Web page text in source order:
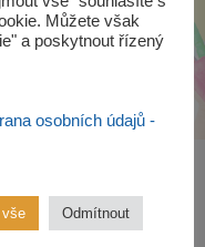
Můžete však
a poskytnout řízený
osobních údajů -
vše Odmítnout